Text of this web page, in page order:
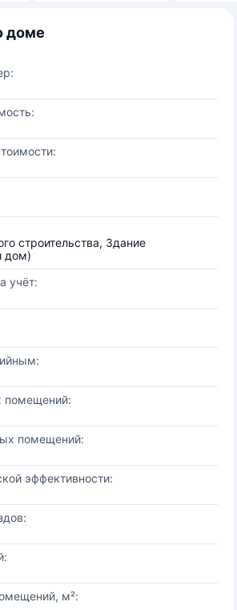
доме
строительства, Здание
дом)
учёт:
помещений:
помещений:
эффективности:
м²: